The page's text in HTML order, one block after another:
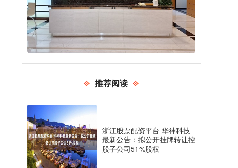
推荐阅读
浙江股票配资平台 华神科技
最新公告：拟公开挂牌转让控
股子公司51%股权